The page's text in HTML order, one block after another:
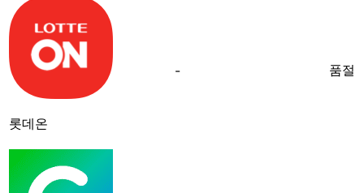
롯데온
- 품절